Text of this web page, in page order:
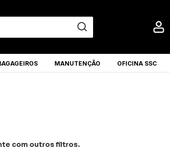
MANUTENÇÃO OFICINA SSC
com outros filtros.